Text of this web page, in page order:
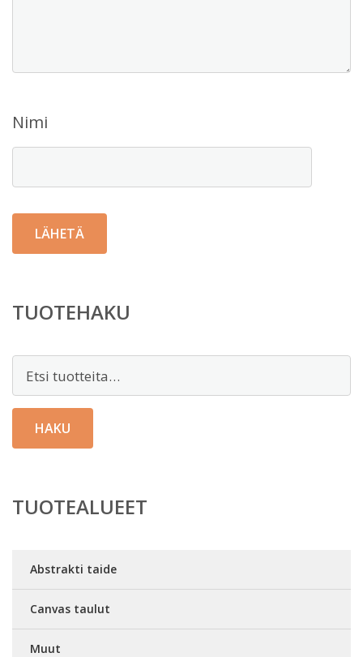
Nimi
TUOTEHAKU
HAKU
TUOTEALUEET
Abstrakti taide
Canvas taulut
Muut